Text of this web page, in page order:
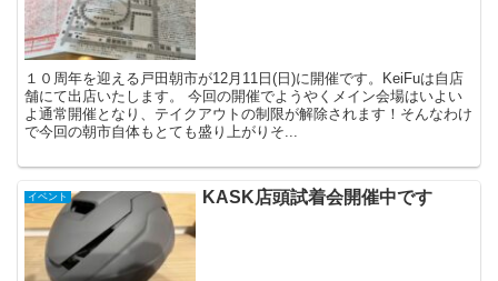
１０周年を迎える戸田朝市が12月11日(日)に開催です。KeiFuは自店
舗にて出店いたします。 今回の開催でようやくメイン会場はいよい
よ通常開催となり、テイクアウトの制限が解除されます！そんなわけ
で今回の朝市自体もとても盛り上がりそ...
イベント KASK店頭試着会開催中です